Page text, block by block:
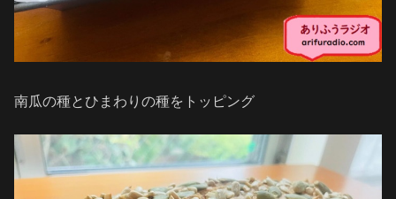
南瓜の種とひまわりの種をトッピング